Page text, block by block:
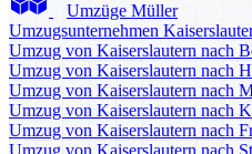
Umzüge Müller
Umzugsunternehmen
Umzug von Kaiserslautern nach
Umzug von Kaiserslautern nach
Umzug von Kaiserslautern nach
Umzug von Kaiserslautern nach
Umzug von Kaiserslautern nach